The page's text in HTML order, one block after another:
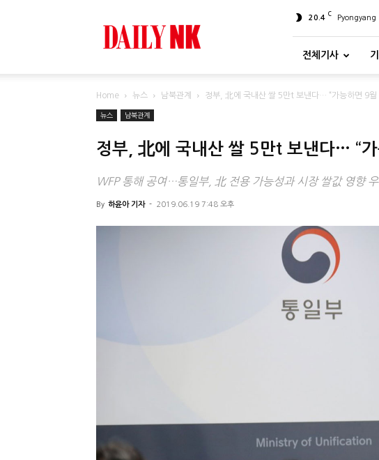
20.4 C Pyongyang
전체기사
Home 뉴스 남북관계 정부, 北에 국내산 쌀 5만t 보낸다… “가능하면 9월
뉴스 남북관계
정부, 北에 국내산 쌀 5만t 보낸다… “
WFP 통해 공여…통일부, 北 전용 가능성과 시장 쌀값 영향
By 하윤아 기자 - 2019.06.19 7:48 오후